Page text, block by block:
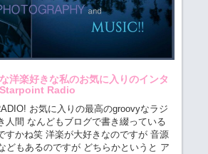
洋楽好きな私のお気に入りのインタ
Radio
お気に入りの最高のgroovyなラジ
人間 なんどもブログで書き綴っている
すかね笑 洋楽が大好きなのですが 音源
どもあるのですが どちらかというと ア